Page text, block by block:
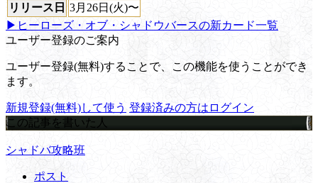
リリース日 3月26日(火)〜
▶ヒーローズ・オブ・シャドウバースの新カード一覧
ユーザー登録のご案内
ユーザー登録(無料)することで、この機能を使うことができ
ます。
新規登録(無料)して使う 登録済みの方はログイン
この記事を書いた人
シャドバ攻略班
ポスト